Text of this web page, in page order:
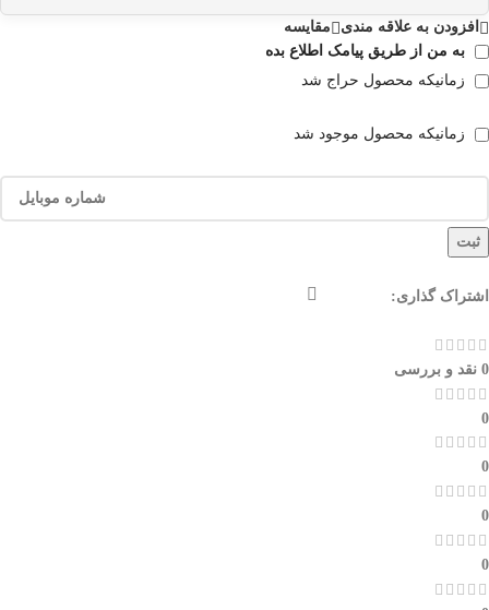
افزودن به علاقه مندی
مقایسه
به من از طریق پیامک اطلاع بده
زمانیکه محصول حراج شد
زمانیکه محصول موجود شد
ثبت
اشتراک گذاری:
0 نقد و بررسی
0
0
0
0